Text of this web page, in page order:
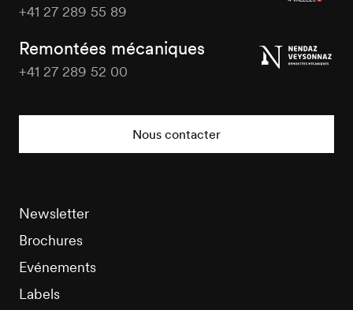
+41 27 289 55 89
Remontées mécaniques
+41 27 289 52 00
Nous contacter
Newsletter
Brochures
Evénements
Labels